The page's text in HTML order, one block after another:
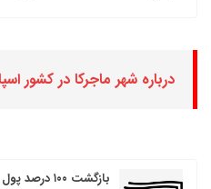
درباره شهر ماجرکا در کشور
بازگشت ۱۰۰ درصد پول